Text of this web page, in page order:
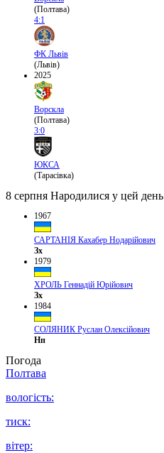
(Полтава)
4:1
ФК Львів
(Львів)
2025
Ворскла
(Полтава)
3:0
ЮКСА
(Тарасівка)
8 серпня Народилися у цей день
1967
САРТАНІЯ Кахабер Нодарійович
Зх
1979
ХРОЛЬ Геннадій Юрійович
Зх
1984
СОЛЯНИК Руслан Олексійович
Нп
Погода
Полтава
вологість:
тиск:
вітер: